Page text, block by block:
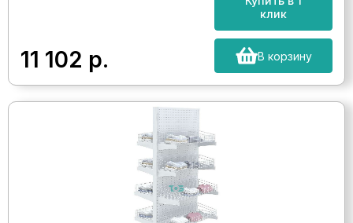
11 102 р.
клик
В корзину